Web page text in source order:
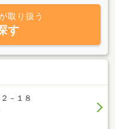
取り扱う
す
－１８